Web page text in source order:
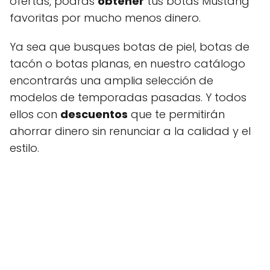
favoritas por mucho menos dinero.
Ya sea que busques botas de piel, botas de
tacón o botas planas, en nuestro catálogo
encontrarás una amplia selección de
modelos de temporadas pasadas. Y todos
ellos con descuentos que te permitirán
ahorrar dinero sin renunciar a la calidad y el
estilo.